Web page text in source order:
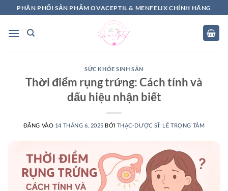
qua
nội
PHÂN PHỐI SẢN PHẨM OVACEPTIL & MENFELIX CHÍNH HÃNG
SỨC KHỎE SINH SẢN
Thời điểm rụng trứng: Cách tính và
dấu hiệu nhận biết
ĐĂNG VÀO 14 THÁNG 6, 2025 BỞI THẠC-DƯỢC SĨ: LÊ TRỌNG TÂM